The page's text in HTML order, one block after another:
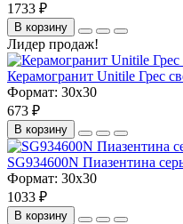
1733 ₽
В корзину
Лидер продаж!
Керамогранит Unitile Грес
Формат: 30x30
673 ₽
В корзину
SG934600N Пиазентина
Формат: 30x30
1033 ₽
В корзину